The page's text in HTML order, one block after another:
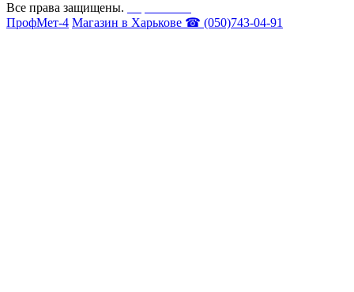
Все права защищены.
ПрофМет-4 Магазин в Харькове ☎ (050)743-04-91